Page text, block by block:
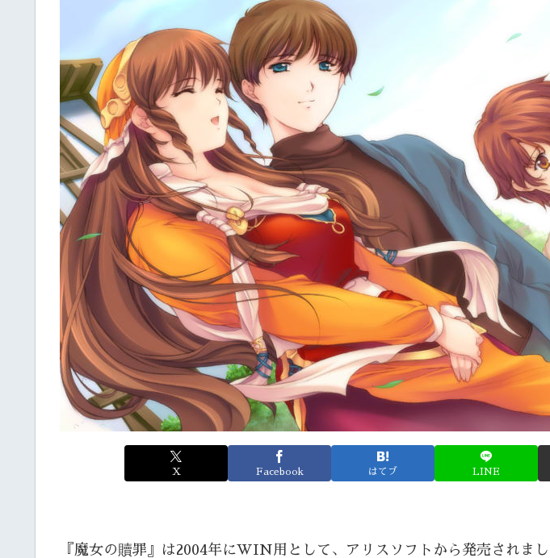
X Facebook はてブ LINE
『魔女の贖罪』は2004年にWIN用として、アリスソフトから発売されまし